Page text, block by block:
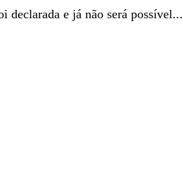
e já não será possível...